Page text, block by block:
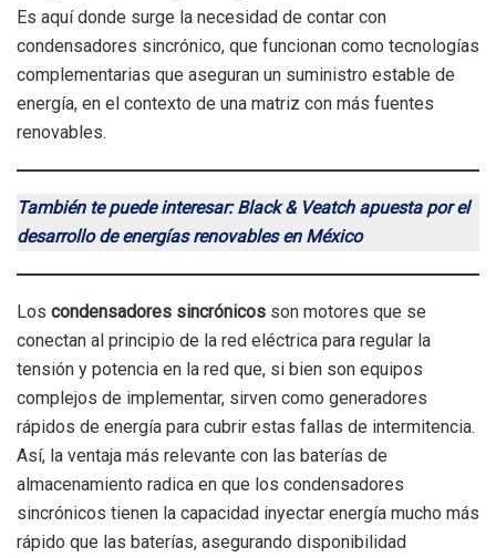
Es aquí donde surge la necesidad de contar con
condensadores sincrónico, que funcionan como tecnologías
complementarias que aseguran un suministro estable de
energía, en el contexto de una matriz con más fuentes
renovables.
También te puede interesar: Black & Veatch apuesta por el
desarrollo de energías renovables en México
Los condensadores sincrónicos son motores que se
conectan al principio de la red eléctrica para regular la
tensión y potencia en la red que, si bien son equipos
complejos de implementar, sirven como generadores
rápidos de energía para cubrir estas fallas de intermitencia.
Así, la ventaja más relevante con las baterías de
almacenamiento radica en que los condensadores
sincrónicos tienen la capacidad inyectar energía mucho más
rápido que las baterías, asegurando disponibilidad